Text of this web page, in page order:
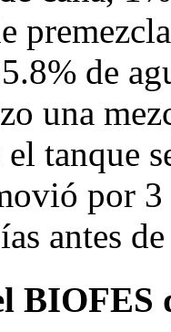
de
una
tanque
por
antes
BIOFES